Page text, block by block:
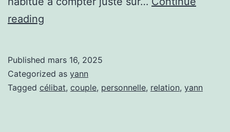
reading
Published mars 16, 2025
Categorized as yann
Tagged célibat, couple, personnelle, relation, yann